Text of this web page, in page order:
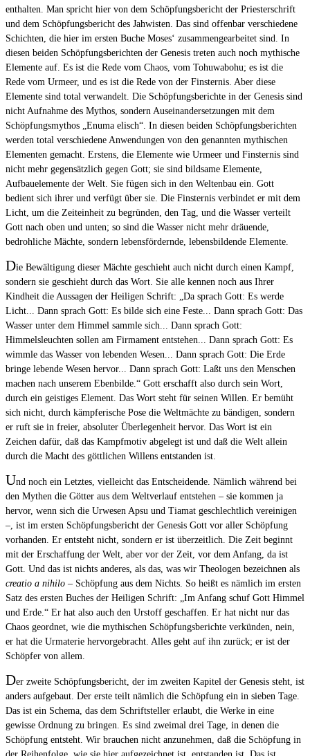
enthalten. Man spricht hier von dem Schöpfungsbericht der Priesterschrift
und dem Schöpfungsbericht des Jahwisten. Das sind offenbar verschiedene
Schichten, die hier im ersten Buche Moses‘ zusammengearbeitet sind. In
diesen beiden Schöpfungsberichten der Genesis treten auch noch mythische
Elemente auf. Es ist die Rede vom Chaos, vom Tohuwabohu; es ist die
Rede vom Urmeer, und es ist die Rede von der Finsternis. Aber diese
Elemente sind total verwandelt. Die Schöpfungsberichte in der Genesis sind
nicht Aufnahme des Mythos, sondern Auseinandersetzungen mit dem
Schöpfungsmythos „Enuma elisch“. In diesen beiden Schöpfungsberichten
werden total verschiedene Anwendungen von den genannten mythischen
Elementen gemacht. Erstens, die Elemente wie Urmeer und Finsternis sind
nicht mehr gegensätzlich gegen Gott; sie sind bildsame Elemente,
Aufbauelemente der Welt. Sie fügen sich in den Weltenbau ein. Gott
bedient sich ihrer und verfügt über sie. Die Finsternis verbindet er mit dem
Licht, um die Zeiteinheit zu begründen, den Tag, und die Wasser verteilt
Gott nach oben und unten; so sind die Wasser nicht mehr dräuende,
bedrohliche Mächte, sondern lebensfördernde, lebensbildende Elemente.
Die Bewältigung dieser Mächte geschieht auch nicht durch einen Kampf,
sondern sie geschieht durch das Wort. Sie alle kennen noch aus Ihrer
Kindheit die Aussagen der Heiligen Schrift: „Da sprach Gott: Es werde
Licht... Dann sprach Gott: Es bilde sich eine Feste... Dann sprach Gott: Das
Wasser unter dem Himmel sammle sich... Dann sprach Gott:
Himmelsleuchten sollen am Firmament entstehen... Dann sprach Gott: Es
wimmle das Wasser von lebenden Wesen... Dann sprach Gott: Die Erde
bringe lebende Wesen hervor... Dann sprach Gott: Laßt uns den Menschen
machen nach unserem Ebenbilde.“ Gott erschafft also durch sein Wort,
durch ein geistiges Element. Das Wort steht für seinen Willen. Er bemüht
sich nicht, durch kämpferische Pose die Weltmächte zu bändigen, sondern
er ruft sie in freier, absoluter Überlegenheit hervor. Das Wort ist ein
Zeichen dafür, daß das Kampfmotiv abgelegt ist und daß die Welt allein
durch die Macht des göttlichen Willens entstanden ist.
Und noch ein Letztes, vielleicht das Entscheidende. Nämlich während bei
den Mythen die Götter aus dem Weltverlauf entstehen – sie kommen ja
hervor, wenn sich die Urwesen Apsu und Tiamat geschlechtlich vereinigen
–, ist im ersten Schöpfungsbericht der Genesis Gott vor aller Schöpfung
vorhanden. Er entsteht nicht, sondern er ist überzeitlich. Die Zeit beginnt
mit der Erschaffung der Welt, aber vor der Zeit, vor dem Anfang, da ist
Gott. Und das ist nichts anderes, als das, was wir Theologen bezeichnen als
creatio a nihilo – Schöpfung aus dem Nichts. So heißt es nämlich im ersten
Satz des ersten Buches der Heiligen Schrift: „Im Anfang schuf Gott Himmel
und Erde.“ Er hat also auch den Urstoff geschaffen. Er hat nicht nur das
Chaos geordnet, wie die mythischen Schöpfungsberichte verkünden, nein,
er hat die Urmaterie hervorgebracht. Alles geht auf ihn zurück; er ist der
Schöpfer von allem.
Der zweite Schöpfungsbericht, der im zweiten Kapitel der Genesis steht, ist
anders aufgebaut. Der erste teilt nämlich die Schöpfung ein in sieben Tage.
Das ist ein Schema, das dem Schriftsteller erlaubt, die Werke in eine
gewisse Ordnung zu bringen. Es sind zweimal drei Tage, in denen die
Schöpfung entsteht. Wir brauchen nicht anzunehmen, daß die Schöpfung in